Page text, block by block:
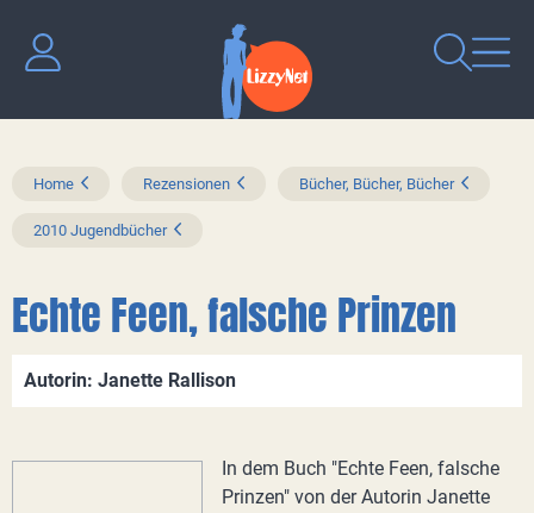
Home Rezensionen Bücher, Bücher, Bücher
2010 Jugendbücher
Echte Feen, falsche Prinzen
Autorin: Janette Rallison
In dem Buch "Echte Feen, falsche
Prinzen" von der Autorin Janette